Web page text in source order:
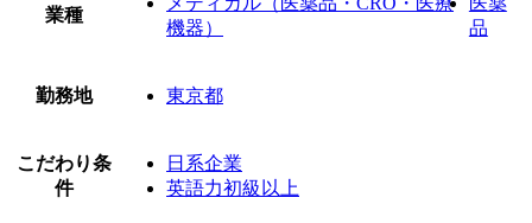
業種
機器）
品
勤務地 東京都
こだわり条
件
日系企業
英語力初級以上